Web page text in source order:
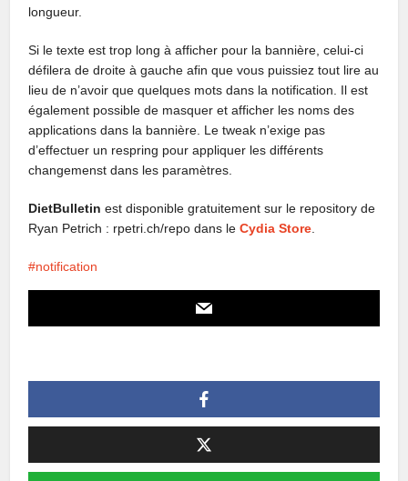
longueur.
Si le texte est trop long à afficher pour la bannière, celui-ci
défilera de droite à gauche afin que vous puissiez tout lire au
lieu de n’avoir que quelques mots dans la notification. Il est
également possible de masquer et afficher les noms des
applications dans la bannière. Le tweak n’exige pas
d’effectuer un respring pour appliquer les différents
changemenst dans les paramètres.
DietBulletin est disponible gratuitement sur le repository de
Ryan Petrich : rpetri.ch/repo dans leCydia Store
notification